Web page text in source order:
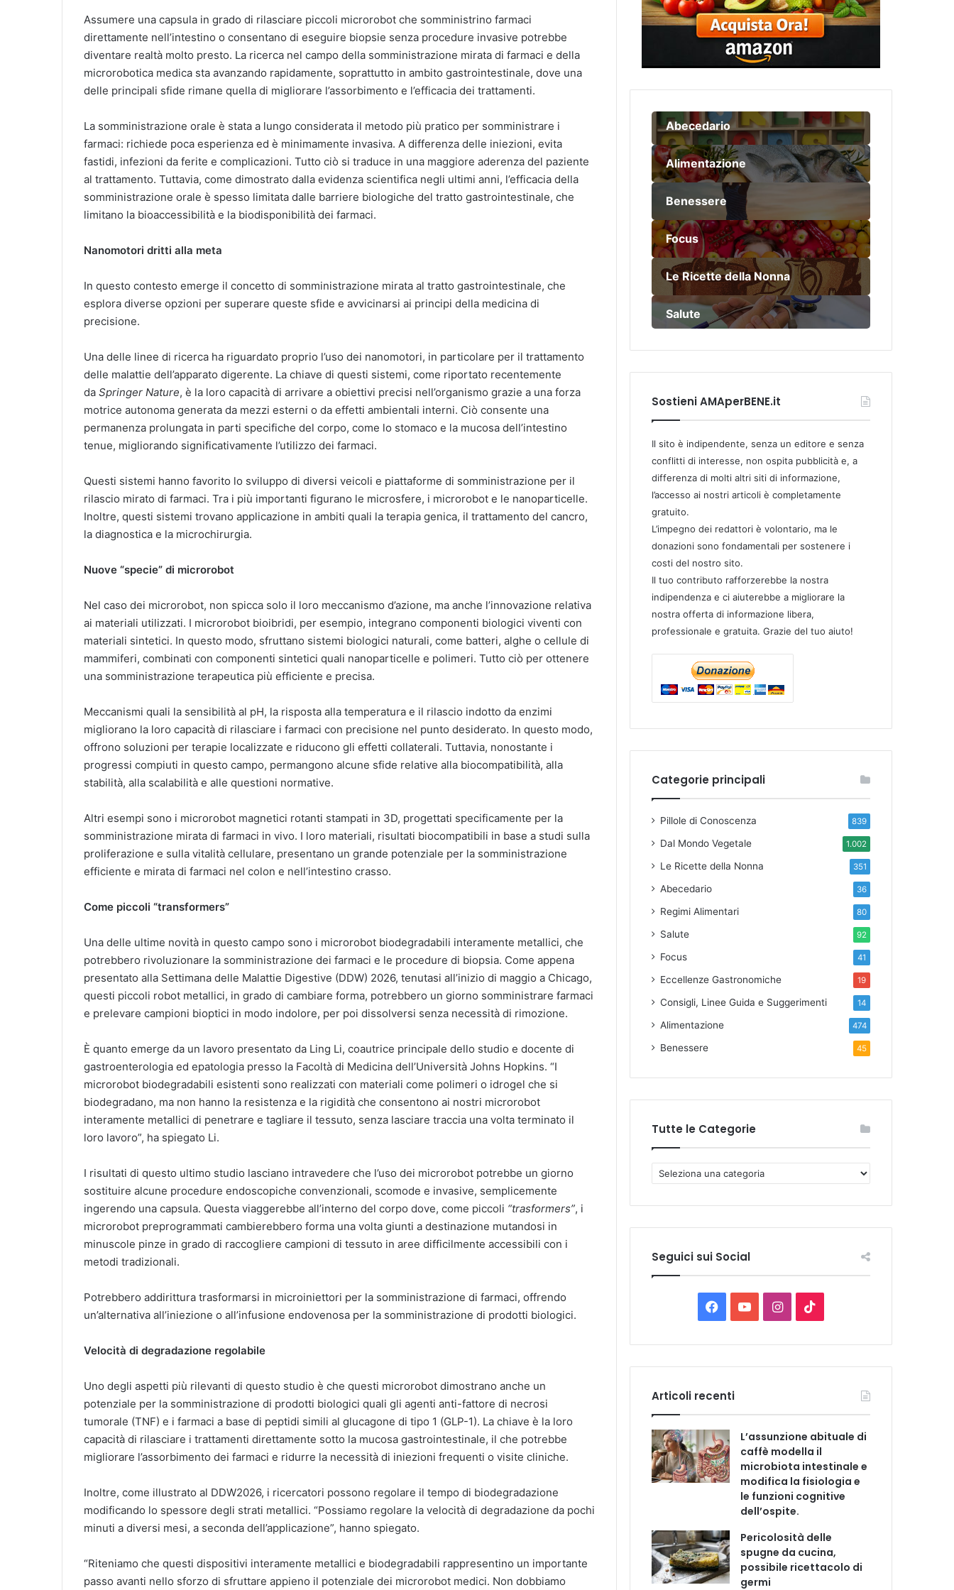
Assumere una capsula in grado di rilasciare piccoli microrobot che somministrino farmaci
direttamente nell’intestino o consentano di eseguire biopsie senza procedure invasive potrebbe
diventare realtà molto presto. La ricerca nel campo della somministrazione mirata di farmaci e della
microrobotica medica sta avanzando rapidamente, soprattutto in ambito gastrointestinale, dove una
delle principali sfide rimane quella di migliorare l’assorbimento e l’efficacia dei trattamenti.
La somministrazione orale è stata a lungo considerata il metodo più pratico per somministrare i
farmaci: richiede poca esperienza ed è minimamente invasiva. A differenza delle iniezioni, evita
fastidi, infezioni da ferite e complicazioni. Tutto ciò si traduce in una maggiore aderenza del paziente
al trattamento. Tuttavia, come dimostrato dalla evidenza scientifica negli ultimi anni, l’efficacia della
somministrazione orale è spesso limitata dalle barriere biologiche del tratto gastrointestinale, che
limitano la bioaccessibilità e la biodisponibilità dei farmaci.
Nanomotori dritti alla meta
In questo contesto emerge il concetto di somministrazione mirata al tratto gastrointestinale, che
esplora diverse opzioni per superare queste sfide e avvicinarsi ai principi della medicina di
precisione.
Una delle linee di ricerca ha riguardato proprio l’uso dei nanomotori, in particolare per il trattamento
delle malattie dell’apparato digerente. La chiave di questi sistemi, come riportato recentemente
da Springer Nature, è la loro capacità di arrivare a obiettivi precisi nell’organismo grazie a una forza
motrice autonoma generata da mezzi esterni o da effetti ambientali interni. Ciò consente una
permanenza prolungata in parti specifiche del corpo, come lo stomaco e la mucosa dell’intestino
tenue, migliorando significativamente l’utilizzo dei farmaci.
Questi sistemi hanno favorito lo sviluppo di diversi veicoli e piattaforme di somministrazione per il
rilascio mirato di farmaci. Tra i più importanti figurano le microsfere, i microrobot e le nanoparticelle.
Inoltre, questi sistemi trovano applicazione in ambiti quali la terapia genica, il trattamento del cancro,
la diagnostica e la microchirurgia.
Nuove “specie” di microrobot
Nel caso dei microrobot, non spicca solo il loro meccanismo d’azione, ma anche l’innovazione relativa
ai materiali utilizzati. I microrobot bioibridi, per esempio, integrano componenti biologici viventi con
materiali sintetici. In questo modo, sfruttano sistemi biologici naturali, come batteri, alghe o cellule di
mammiferi, combinati con componenti sintetici quali nanoparticelle e polimeri. Tutto ciò per ottenere
una somministrazione terapeutica più efficiente e precisa.
Meccanismi quali la sensibilità al pH, la risposta alla temperatura e il rilascio indotto da enzimi
migliorano la loro capacità di rilasciare i farmaci con precisione nel punto desiderato. In questo modo,
offrono soluzioni per terapie localizzate e riducono gli effetti collaterali. Tuttavia, nonostante i
progressi compiuti in questo campo, permangono alcune sfide relative alla biocompatibilità, alla
stabilità, alla scalabilità e alle questioni normative.
Altri esempi sono i microrobot magnetici rotanti stampati in 3D, progettati specificamente per la
somministrazione mirata di farmaci in vivo. I loro materiali, risultati biocompatibili in base a studi sulla
proliferazione e sulla vitalità cellulare, presentano un grande potenziale per la somministrazione
efficiente e mirata di farmaci nel colon e nell’intestino crasso.
Come piccoli “transformers”
Una delle ultime novità in questo campo sono i microrobot biodegradabili interamente metallici, che
potrebbero rivoluzionare la somministrazione dei farmaci e le procedure di biopsia. Come appena
presentato alla Settimana delle Malattie Digestive (DDW) 2026, tenutasi all’inizio di maggio a Chicago,
questi piccoli robot metallici, in grado di cambiare forma, potrebbero un giorno somministrare farmaci
e prelevare campioni bioptici in modo indolore, per poi dissolversi senza necessità di rimozione.
È quanto emerge da un lavoro presentato da Ling Li, coautrice principale dello studio e docente di
gastroenterologia ed epatologia presso la Facoltà di Medicina dell’Università Johns Hopkins. “I
microrobot biodegradabili esistenti sono realizzati con materiali come polimeri o idrogel che si
biodegradano, ma non hanno la resistenza e la rigidità che consentono ai nostri microrobot
interamente metallici di penetrare e tagliare il tessuto, senza lasciare traccia una volta terminato il
loro lavoro”, ha spiegato Li.
I risultati di questo ultimo studio lasciano intravedere che l’uso dei microrobot potrebbe un giorno
sostituire alcune procedure endoscopiche convenzionali, scomode e invasive, semplicemente
ingerendo una capsula. Questa viaggerebbe all’interno del corpo dove, come piccoli “trasformers”, i
microrobot preprogrammati cambierebbero forma una volta giunti a destinazione mutandosi in
minuscole pinze in grado di raccogliere campioni di tessuto in aree difficilmente accessibili con i
metodi tradizionali.
Potrebbero addirittura trasformarsi in microiniettori per la somministrazione di farmaci, offrendo
un’alternativa all’iniezione o all’infusione endovenosa per la somministrazione di prodotti biologici.
Velocità di degradazione regolabile
Uno degli aspetti più rilevanti di questo studio è che questi microrobot dimostrano anche un
potenziale per la somministrazione di prodotti biologici quali gli agenti anti-fattore di necrosi
tumorale (TNF) e i farmaci a base di peptidi simili al glucagone di tipo 1 (GLP-1). La chiave è la loro
capacità di rilasciare i trattamenti direttamente sotto la mucosa gastrointestinale, il che potrebbe
migliorare l’assorbimento dei farmaci e ridurre la necessità di iniezioni frequenti o visite cliniche.
Inoltre, come illustrato al DDW2026, i ricercatori possono regolare il tempo di biodegradazione
modificando lo spessore degli strati metallici. “Possiamo regolare la velocità di degradazione da pochi
minuti a diversi mesi, a seconda dell’applicazione”, hanno spiegato.
“Riteniamo che questi dispositivi interamente metallici e biodegradabili rappresentino un importante
passo avanti nello sforzo di sfruttare appieno il potenziale dei microrobot medici. Non dobbiamo
Abecedario
Alimentazione
Benessere
Focus
Le Ricette della Nonna
Salute
Sostieni AMAperBENE.it
Il sito è indipendente, senza un editore e senza
conflitti di interesse, non ospita pubblicità e, a
differenza di molti altri siti di informazione,
l’accesso ai nostri articoli è completamente
gratuito.
L’impegno dei redattori è volontario, ma le
donazioni sono fondamentali per sostenere i
costi del nostro sito.
Il tuo contributo rafforzerebbe la nostra
indipendenza e ci aiuterebbe a migliorare la
nostra offerta di informazione libera,
professionale e gratuita. Grazie del tuo aiuto!
Categorie principali
Pillole di Conoscenza 839
Dal Mondo Vegetale 1.002
Le Ricette della Nonna 351
Abecedario 36
Regimi Alimentari 80
Salute 92
Focus 41
Eccellenze Gastronomiche 19
Consigli, Linee Guida e Suggerimenti 14
Alimentazione 474
Benessere 45
Tutte le Categorie
u
e
e
C
o
e
Seguici sui Social
c
e
b
o
o
u
u
b
e
I
s
a
g
r
a
m
k
o
k
Articoli recenti
L’assunzione abituale di
caffè modella il
microbiota intestinale e
modifica la fisiologia e
le funzioni cognitive
dell’ospite.
Pericolosità delle
spugne da cucina,
possibile ricettacolo di
germi